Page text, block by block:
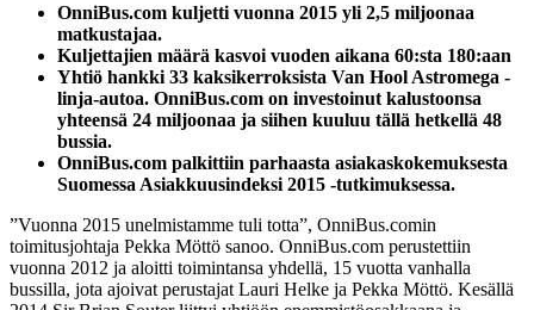
OnniBus.com kuljetti vuonna 2015 yli 2,5 miljoonaa
matkustajaa.
Kuljettajien määrä kasvoi vuoden aikana 60:sta 180:aan
Yhtiö hankki 33 kaksikerroksista Van Hool Astromega -
linja-autoa. OnniBus.com on investoinut kalustoonsa
yhteensä 24 miljoonaa ja siihen kuuluu tällä hetkellä 48
bussia.
OnniBus.com palkittiin parhaasta asiakaskokemuksesta
Suomessa Asiakkuusindeksi 2015 -tutkimuksessa.
”Vuonna 2015 unelmistamme tuli totta”, OnniBus.comin
toimitusjohtaja Pekka Möttö sanoo. OnniBus.com perustettiin
vuonna 2012 ja aloitti toimintansa yhdellä, 15 vuotta vanhalla
bussilla, jota ajoivat perustajat Lauri Helke ja Pekka Möttö. Kesällä